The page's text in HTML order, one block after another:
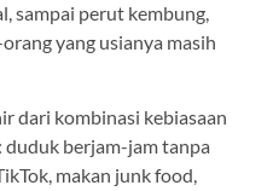
sampai perut kembung,
yang usianya masih
dari kombinasi kebiasaan
berjam-jam tanpa
makan junk food,